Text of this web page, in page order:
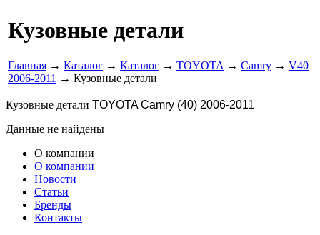
Кузовные детали
Главная → Каталог → Каталог → TOYOTA → Camry → V40
2006-2011 → Кузовные детали
Кузовные детали TOYOTA Camry (40) 2006-2011
Данные не найдены
О компании
О компании
Новости
Статьи
Бренды
Контакты